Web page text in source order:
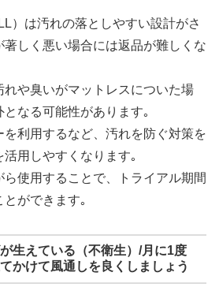
）は汚れの落としやすい設計がさ
しく悪い場合には返品が難しくな
や臭いがマットレスについた場
なる可能性があります｡
を利用するなど、汚れを防ぐ対策を
用しやすくなります｡
使用することで、トライアル期間
ができます｡
生えている（不衛生）/月に1度
かけて風通しを良くしましょう